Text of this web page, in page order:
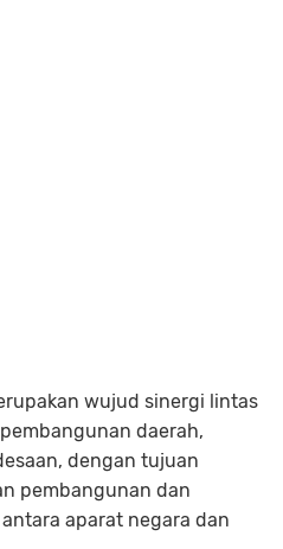
wujud sinergi lintas
daerah,
dengan tujuan
pembangunan dan
aparat negara dan